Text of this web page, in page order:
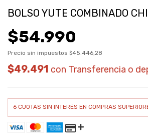
BOLSO YUTE COMBINADO
$54.990
Precio sin impuestos $45.446,28
$49.491 con Transferencia o